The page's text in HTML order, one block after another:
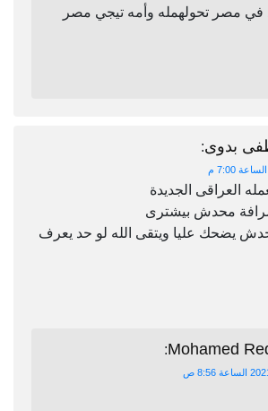
مصر تحولهمله وأمه تيجي مصر
بدوى:
العراقى الجديدة
محدش بيشترى
يضحك عليا ويتقى الله لو حد يعرف
Mohamed
: